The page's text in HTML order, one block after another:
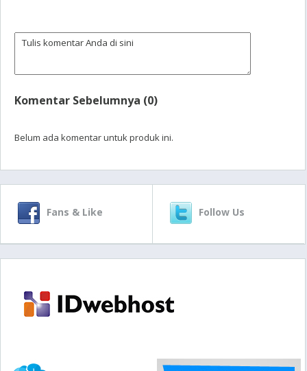
Komentar Sebelumnya (0)
Belum ada komentar untuk produk ini.
Fans & Like Follow Us